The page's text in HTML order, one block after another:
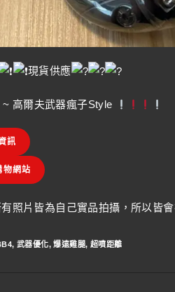
現貨供應
高爾夫武器瘋子Style
訊
物網站
照片皆為自己實品拍攝，所以皆
, 武器優化, 爆遠雞腿, 超噴距離